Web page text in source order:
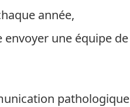
année,
envoyer une équipe de
pathologique